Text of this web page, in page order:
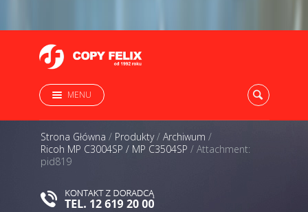
MENU
Strona Główna / Produkty/ Archiwum /
Ricoh MP C3004SP / MP C3504SP / Attachment:
pid819